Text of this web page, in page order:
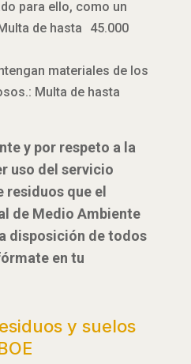
para ello, como un
de hasta 45.000
materiales de los
Multa de hasta
y por respeto a la
uso del servicio
residuos que el
de Medio Ambiente
disposición de todos
en tu
y suelos